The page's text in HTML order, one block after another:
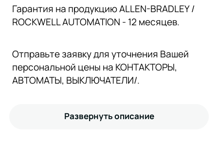
Гарантия на продукцию ALLEN-BRADLEY /
ROCKWELL AUTOMATION - 12 месяцев.
Отправьте заявку для уточнения Вашей
персональной цены на КОНТАКТОРЫ,
АВТОМАТЫ, ВЫКЛЮЧАТЕЛИ/.
Развернуть описание